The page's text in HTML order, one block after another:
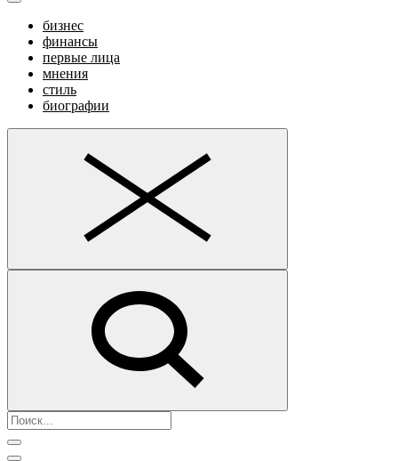
бизнес
финансы
первые лица
мнения
стиль
биографии